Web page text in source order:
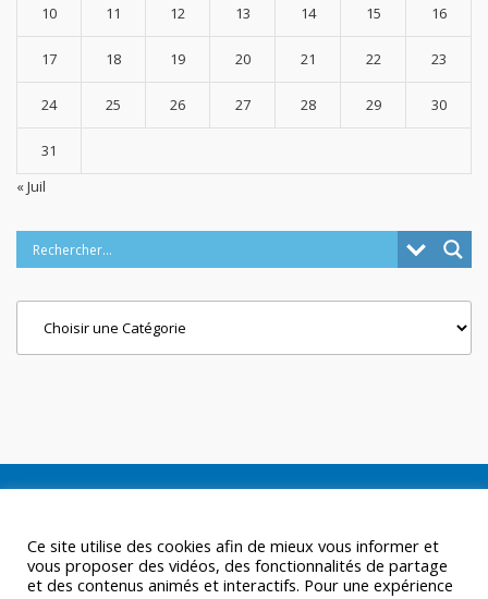
10 11 12 13 14 15 16
17 18 19 20 21 22 23
24 25 26 27 28 29 30
31
« Juil
Ce site utilise des cookies afin de mieux vous informer et
vous proposer des vidéos, des fonctionnalités de partage
et des contenus animés et interactifs. Pour une expérience